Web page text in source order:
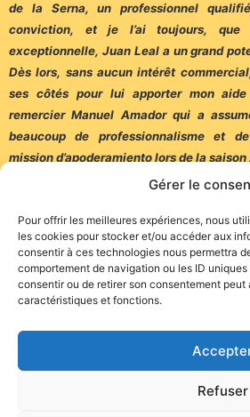
Gérer le
Pour offrir les meilleures expériences, nous
les cookies pour stocker et/ou accéder aux
consentir à ces technologies nous permettra
comportement de navigation ou les ID
consentir ou de retirer son consentement
caractéristiques et fonctions.
Refuser
de la Serna, un professionnel
conviction, et je l’ai toujours, que
exceptionnelle, Juan Leal a un grand
Dès lors, sans aucun intérêt
ses côtés pour lui apporter mon
remercier Manuel Amador qui a
beaucoup de professionnalisme et
mission d’apoderamiento lors de la